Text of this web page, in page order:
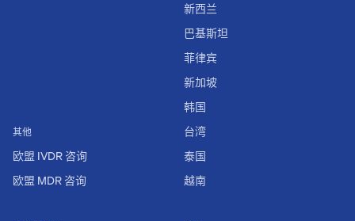
其他
欧盟 IVDR 咨询
欧盟 MDR 咨询
新西兰
巴基斯坦
菲律宾
新加坡
韩国
台湾
泰国
越南